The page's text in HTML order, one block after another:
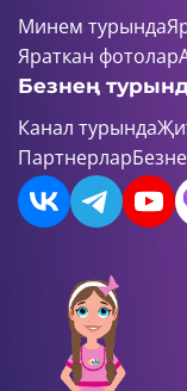
Минем турында
Яраткан фотолар
Безнең
Канал турында
Партнерлар